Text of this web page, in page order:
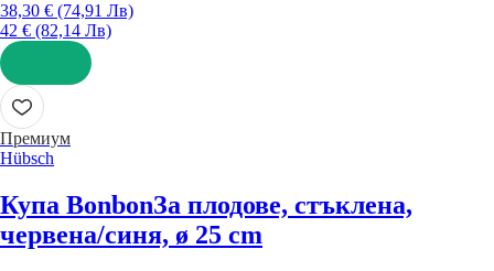
38,30 € (74,91 Лв)
42 € (82,14 Лв)
ДОБАВИ
Премиум
Hübsch
Купа BonbonЗа плодове, стъклена,
червена/синя, ø 25 cm